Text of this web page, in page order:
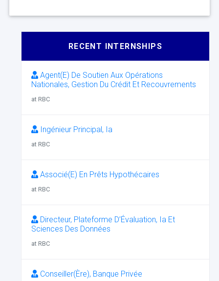
RECENT INTERNSHIPS
Agent(E) De Soutien Aux Opérations
Nationales, Gestion Du Crédit Et Recouvrements
at RBC
Ingénieur Principal, Ia
at RBC
Associé(E) En Prêts Hypothécaires
at RBC
Directeur, Plateforme D’Évaluation, Ia Et
Sciences Des Données
at RBC
Conseiller(Ère), Banque Privée